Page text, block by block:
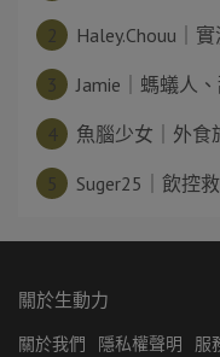
Haley.Chouu｜
Jamie｜螞蟻人
魚腦少女｜外
Suger25｜飲控
關於生動力
關於我們 隱私權聲明 服